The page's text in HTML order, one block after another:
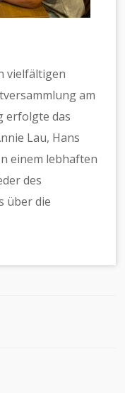
vielfältigen
am
erfolgte das
Lau, Hans
einem lebhaften
des
über die